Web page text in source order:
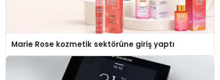
Marie Rose kozmetik sektörüne giriş yaptı